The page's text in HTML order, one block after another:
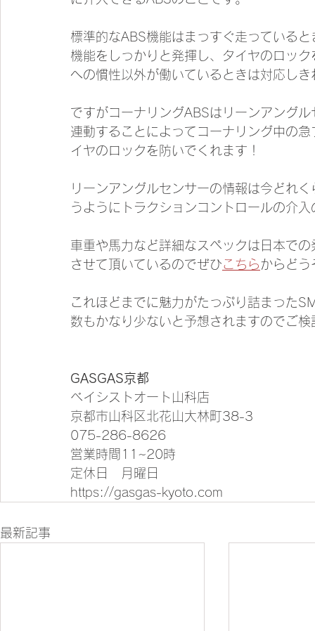
標準的なABS機能はまっすぐ走っている
機能をしっかりと発揮し、タイヤのロッ
への慣性以外が働いているときは対応し
ですがコーナリングABSはリーンアング
連動することによってコーナリング中の
イヤのロックを防いでくれます！
リーンアングルセンサーの情報は今どれ
うようにトラクションコントロールの介
車重や馬力など詳細なスペックは日本で
させて頂いているのでぜひこちら からどう
これほどまでに魅力がたっぷり詰まった
数もかなり少ないと予想されますのでご
GASGAS京都
ベイシストオート山科店
京都市山科区北花山大林町38-3
075-286-8626
営業時間11~20時
定休日　月曜日
https://gasgas-kyoto.com
最新記事